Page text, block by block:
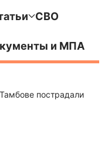
СВО
и МПА
пострадали